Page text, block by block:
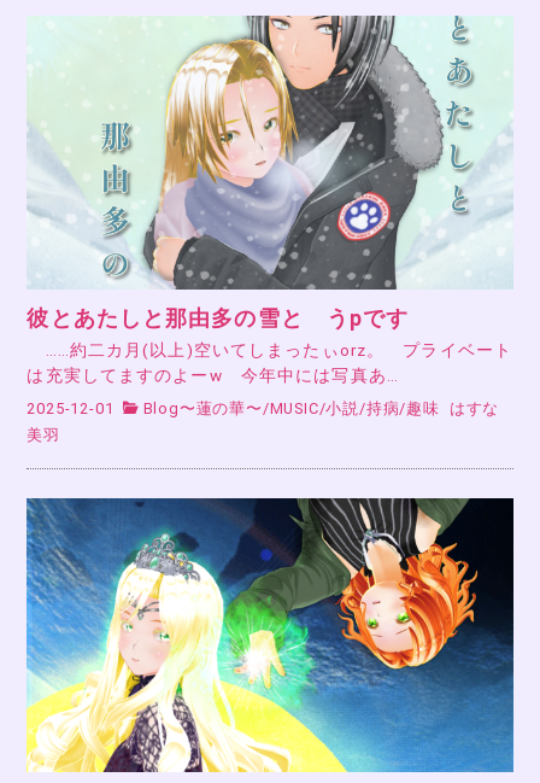
彼とあたしと那由多の雪と うpです
……約二カ月(以上)空いてしまったぃorz。 プライベート
は充実してますのよーw 今年中には写真あ…
2025-12-01 Blog〜蓮の華〜/MUSIC/小説/持病/趣味
はすな
美羽